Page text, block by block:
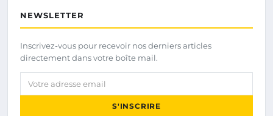
NEWSLETTER
Inscrivez-vous pour recevoir nos derniers articles
directement dans votre boîte mail.
Votre adresse email
S'INSCRIRE